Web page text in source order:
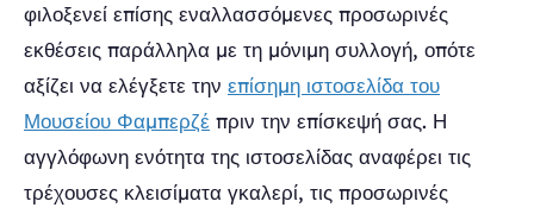
φιλοξενεί επίσης εναλλασσόμενες προσωρινές
εκθέσεις παράλληλα με τη μόνιμη συλλογή, οπότε
αξίζει να ελέγξετε την επίσημη ιστοσελίδα του
Μουσείου Φαμπερζέ πριν την επίσκεψή σας. Η
αγγλόφωνη ενότητα της ιστοσελίδας αναφέρει τις
τρέχουσες κλεισίματα γκαλερί, τις προσωρινές